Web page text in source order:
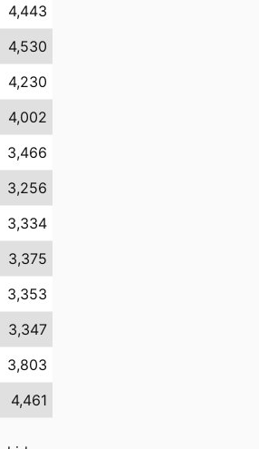
4,443
4,530
4,230
4,002
3,466
3,256
3,334
3,375
3,353
3,347
3,803
4,461